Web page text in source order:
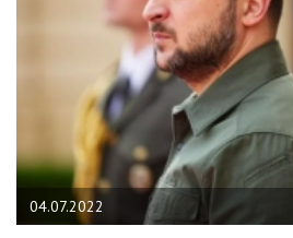
04.07.2022